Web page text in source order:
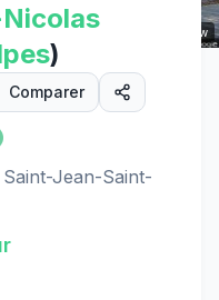
Street View
)
Comparer
Jean-Saint-